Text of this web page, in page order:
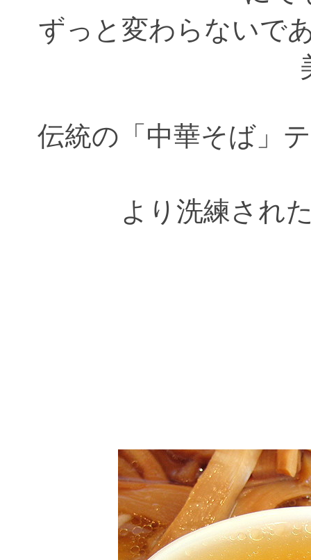
ずっと変わらないで
伝統の「中華そば」
より洗練され